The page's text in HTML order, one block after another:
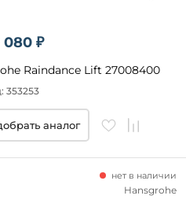
080 ₽
Raindance Lift 27008400
353253
аналог
нет в наличии
Hansgrohe